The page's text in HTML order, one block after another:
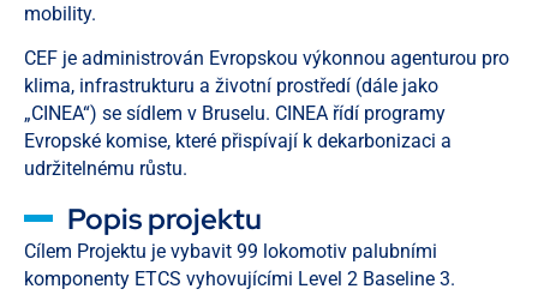
mobility.
CEF je administrován Evropskou výkonnou agenturou pro
klima, infrastrukturu a životní prostředí (dále jako
„CINEA“) se sídlem v Bruselu. CINEA řídí programy
Evropské komise, které přispívají k dekarbonizaci a
udržitelnému růstu.
Popis projektu
Cílem Projektu je vybavit 99 lokomotiv palubními
komponenty ETCS vyhovujícími Level 2 Baseline 3.